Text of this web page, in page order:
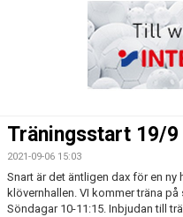
MATCHER
DOKUMENT
Träningsstart 19/9
2021-09-06 15:03
Snart är det äntligen dax för en
klövernhallen. VI kommer träna
Söndagar 10-11:15. Inbjudan till